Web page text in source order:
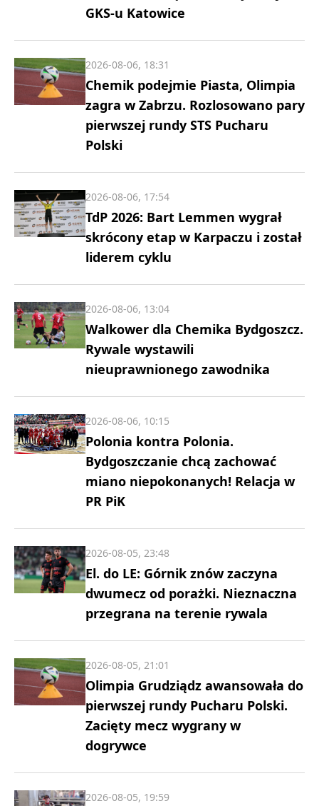
GKS-u Katowice
Chemik podejmie Piasta, Olimpia
zagra w Zabrzu. Rozlosowano pary
pierwszej rundy STS Pucharu
Polski
2026-08-06, 18:31
TdP 2026: Bart Lemmen wygrał
skrócony etap w Karpaczu i został
liderem cyklu
2026-08-06, 17:54
Walkower dla Chemika Bydgoszcz.
Rywale wystawili
nieuprawnionego zawodnika
2026-08-06, 13:04
Polonia kontra Polonia.
Bydgoszczanie chcą zachować
miano niepokonanych! Relacja w
PR PiK
2026-08-06, 10:15
El. do LE: Górnik znów zaczyna
dwumecz od porażki. Nieznaczna
przegrana na terenie rywala
2026-08-05, 23:48
Olimpia Grudziądz awansowała do
pierwszej rundy Pucharu Polski.
Zacięty mecz wygrany w
dogrywce
2026-08-05, 21:01
2026-08-05, 19:59